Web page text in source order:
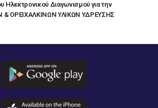
Ηλεκτρονικού Διαγωνισμού για την
ΟΡΕΙΧΑΛΚΙΝΩΝ ΥΛΙΚΩΝ ΥΔΡΕΥΣΗΣ